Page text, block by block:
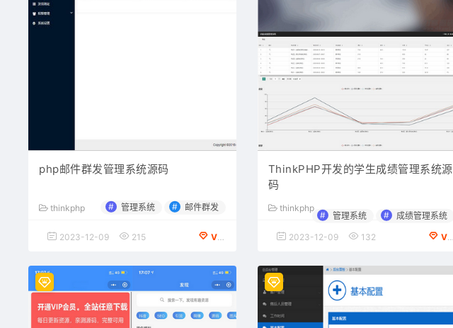
php邮件群发管理系统源码
thinkphp # 管理系统 # 邮件群发
2023-12-09 215 VIP会员专享
ThinkPHP开发的学生成绩管理系统源
码
thinkphp
# 管理系统 # 成绩管理系统
2023-12-09 132 VIP会员专享